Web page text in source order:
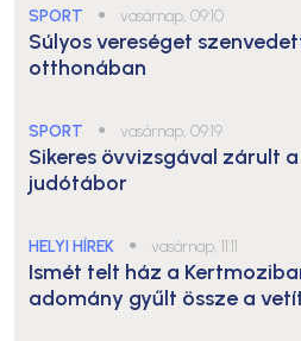
SPORT ● vasárnap, 09:10
Súlyos vereséget
otthonában
SPORT ● vasárnap, 09:19
Sikeres övvizsgával zárult
judótábor
HELYI HÍREK ● vasárnap, 11:11
Ismét telt ház a
adomány gyűlt össze a